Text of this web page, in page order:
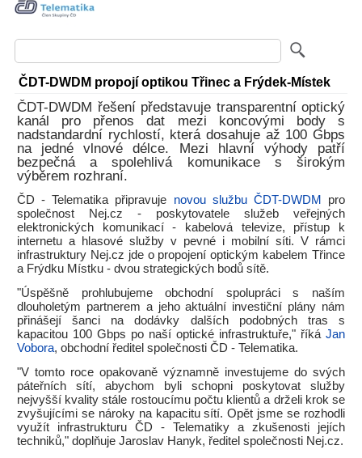
ČDT-DWDM propojí optikou Třinec a Frýdek-Místek
ČDT-DWDM řešení představuje transparentní optický
kanál pro přenos dat mezi koncovými body s
nadstandardní rychlostí, která dosahuje až 100 Gbps
na jedné vlnové délce. Mezi hlavní výhody patří
bezpečná a spolehlivá komunikace s širokým
výběrem rozhraní.
ČD - Telematika připravuje novou službu ČDT-DWDM
pro
společnost Nej.cz - poskytovatele služeb veřejných
elektronických komunikací - kabelová televize, přístup k
internetu a hlasové služby v pevné i mobilní síti. V rámci
infrastruktury Nej.cz jde o propojení optickým kabelem Třince
a Frýdku Místku - dvou strategických bodů sítě.
"Úspěšně prohlubujeme obchodní spolupráci s naším
dlouholetým partnerem a jeho aktuální investiční plány nám
přinášejí šanci na dodávky dalších podobných tras s
kapacitou 100 Gbps po naší optické infrastruktuře," říká Jan
Vobora, obchodní ředitel společnosti ČD - Telematika.
"V tomto roce opakovaně významně investujeme do svých
páteřních sítí, abychom byli schopni poskytovat služby
nejvyšší kvality stále rostoucímu počtu klientů a drželi krok se
zvyšujícími se nároky na kapacitu sítí. Opět jsme se rozhodli
využít infrastrukturu ČD - Telematiky a zkušenosti jejích
techniků," doplňuje Jaroslav Hanyk, ředitel společnosti Nej.cz.